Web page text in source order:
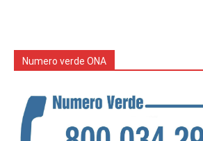
Numero verde ONA